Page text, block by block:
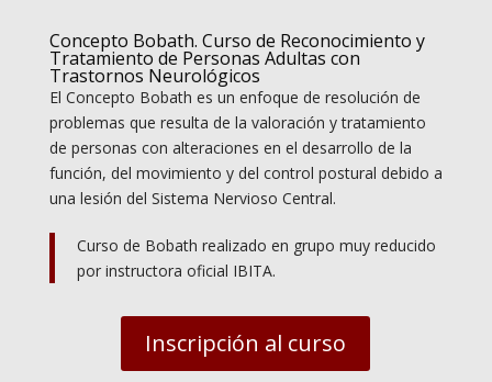
Concepto Bobath. Curso de Reconocimiento y
Tratamiento de Personas Adultas con
Trastornos Neurológicos
El Concepto Bobath es un enfoque de resolución de
problemas que resulta de la valoración y tratamiento
de personas con alteraciones en el desarrollo de la
función, del movimiento y del control postural debido a
una lesión del Sistema Nervioso Central.
Curso de Bobath realizado en grupo muy reducido
por instructora oficial IBITA.
Inscripción al curso